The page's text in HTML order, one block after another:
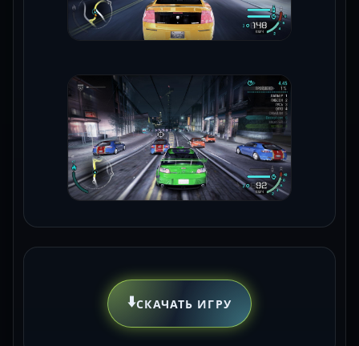
⬇️СКАЧАТЬ ИГРУ